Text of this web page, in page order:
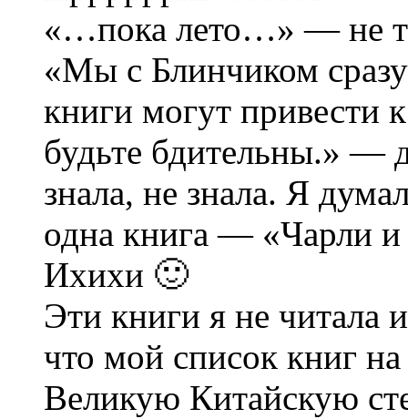
«…пока лето…» — не
«Мы с Блинчиком
книги могут привести
будьте бдительны.» —
знала, не знала. Я
одна книга — «Чарли
Ихихи 🙂
Эти книги я не
что мой список книг
Великую Китайскую